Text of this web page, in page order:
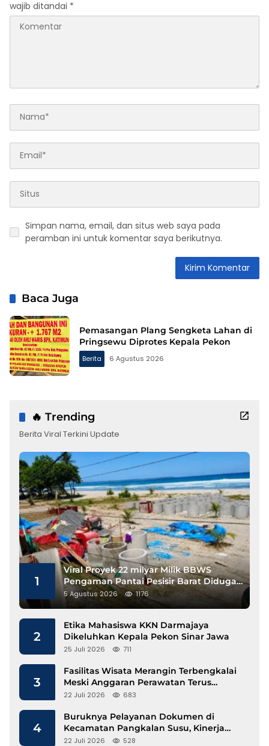
wajib ditandai *
Simpan nama, email, dan situs web saya pada
peramban ini untuk komentar saya berikutnya.
Baca Juga
Pemasangan Plang Sengketa Lahan di
Pringsewu Diprotes Kepala Pekon
Berita 6 Agustus 2026
🔥 Trending
Berita Viral Terkini Update
1
Viral Proyek 22 milyar Milik BBWS
Pengaman Pantai Pesisir Barat Diduga
Gunakan Besi Banci
5 Agustus 2026 1176
2
Etika Mahasiswa KKN Darmajaya
Dikeluhkan Kepala Pekon Sinar Jawa
25 Juli 2026 711
3
Fasilitas Wisata Merangin Terbengkalai
Meski Anggaran Perawatan Terus
Mengalir
22 Juli 2026 683
4
Buruknya Pelayanan Dokumen di
Kecamatan Pangkalan Susu, Kinerja
Disdukcapil Langkat Disorot
22 Juli 2026 528